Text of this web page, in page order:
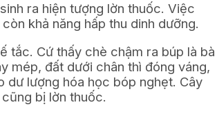
ra hiện tượng lờn thuốc. Việc
khả năng hấp thu dinh dưỡng.
tắc. Cứ thấy chè chậm ra búp là bà
mép, đất dưới chân thì đóng váng,
dư lượng hóa học bóp nghẹt. Cây
bị lờn thuốc.